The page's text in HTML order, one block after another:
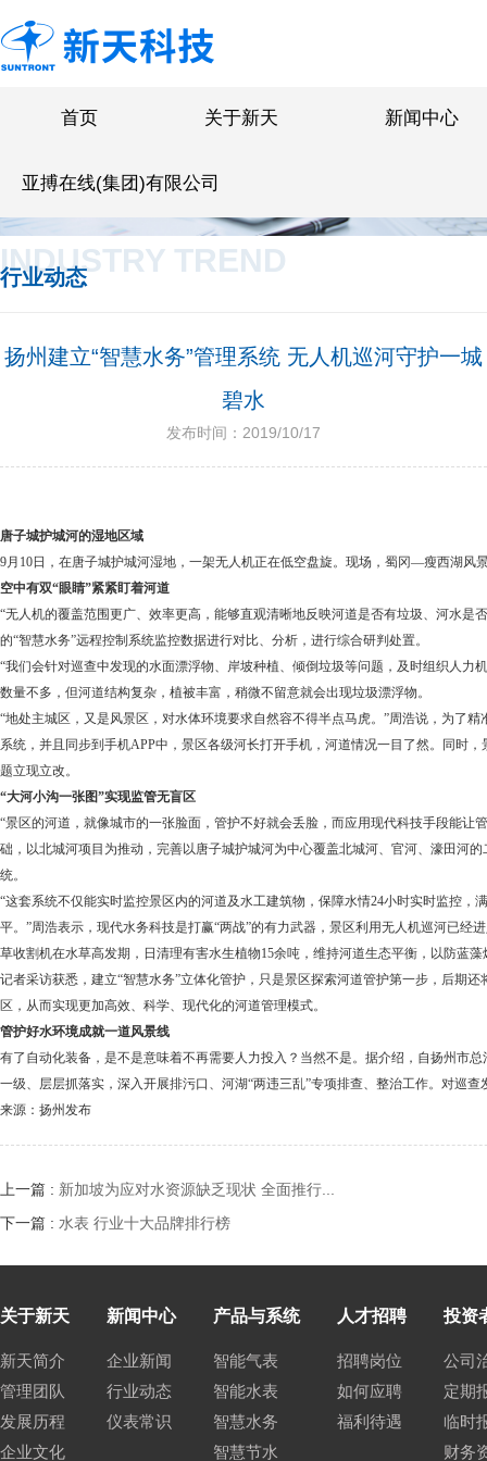
首页 关于新天 新闻中心
亚搏在线(集团)有限公司
INDUSTRY TREND
行业动态
扬州建立“智慧水务”管理系统 无人机巡河守护一城
碧水
发布时间：2019/10/17
唐子城护城河的湿地区域
9月 10日，在唐子城护城河湿地，一架无人机正在低空盘旋。现场，蜀冈—瘦西湖风
空中有双“眼睛”紧紧盯着河道
“无人机的覆盖范围更广、效率更高，能够直观清晰地反映河道是否有垃圾、河水是
的“智慧水务”远程控制系统监控数据进行对比、分析，进行综合研判处置。
“我们会针对巡查中发现的水面漂浮物、岸坡种植、倾倒垃圾等问题，及时组织人力
数量不多，但河道结构复杂，植被丰富，稍微不留意就会出现垃圾漂浮物。
“地处主城区，又是风景区，对水体环境要求自然容不得半点马虎。 ”周浩说，为了精
系统，并且同步到手机APP中，景区各级河长打开手机，河道情况一目了然。同时
题立现立改。
“大河小沟一张图”实现监管无盲区
“景区的河道，就像城市的一张脸面，管护不好就会丢脸，而应用现代科技手段能让
础，以北城河项目为推动，完善以唐子城护城河为中心覆盖北城河、官河、濠田河的
统。
“这套系统不仅能实时监控景区内的河道及水工建筑物，保障水情24小时实时监控，
平。 ”周浩表示，现代水务科技是打赢“两战”的有力武器，景区利用无人机巡河已经
草收割机在水草高发期，日清理有害水生植物15余吨，维持河道生态平衡，以防蓝藻
记者采访获悉，建立“智慧水务”立体化管护，只是景区探索河道管护第一步，后期
区，从而实现更加高效、科学、现代化的河道管理模式。
管护好水环境成就一道风景线
有了自动化装备，是不是意味着不再需要人力投入？当然不是。据介绍，自扬州市总
一级、层层抓落实，深入开展排污口、河湖“两违三乱”专项排查、整治工作。对巡查
来源：扬州发布
上一篇 : 新加坡为应对水资源缺乏现状 全面推行...
下一篇 : 水表 行业十大品牌排行榜
关于新天
新天简介
管理团队
发展历程
企业文化
新闻中心
企业新闻
行业动态
仪表常识
产品与系统
智能气表
智能水表
智慧水务
智慧节水
人才招聘
招聘岗位
如何应聘
福利待遇
投资
公司
定期
临时
财务